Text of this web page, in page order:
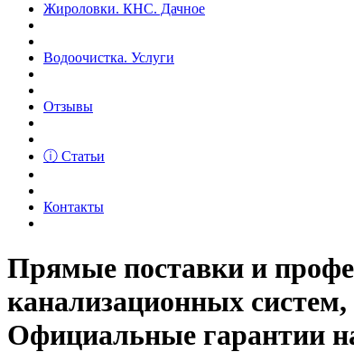
Жироловки. КНС. Дачное
Водоочистка. Услуги
Отзывы
ⓘ Статьи
Контакты
Прямые поставки и
канализационных
Официальные гарантии